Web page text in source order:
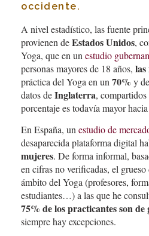
occidente.
A nivel estadístico, las fuente
provienen deEstados Unidos,
Yoga, que en un estudio
personas mayores de 18 años,
práctica del Yoga en un 70% y
datos deInglaterra,
porcentaje es todavía mayor
En España, un estudio de
desaparecida plataforma digital
mujeres. De forma informal,
en cifras no verificadas, el
ámbito del Yoga (profesores,
estudiantes…) a las que he
75% de los practicantes son de
siempre hay excepciones.